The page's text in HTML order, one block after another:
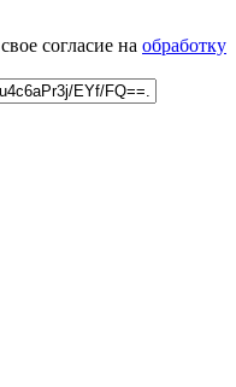
согласие на обработку